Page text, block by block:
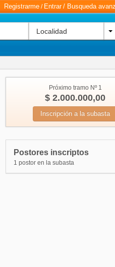
Registrarme / Entrar / Busqueda
Localidad
Próximo tramo Nº 1
$ 2.000.000,00
Inscripción a la subasta
Postores inscriptos
1 postor en la subasta